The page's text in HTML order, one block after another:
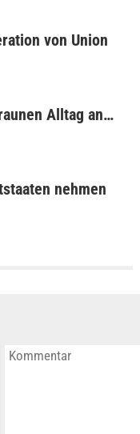
von Union
Alltag an…
nehmen